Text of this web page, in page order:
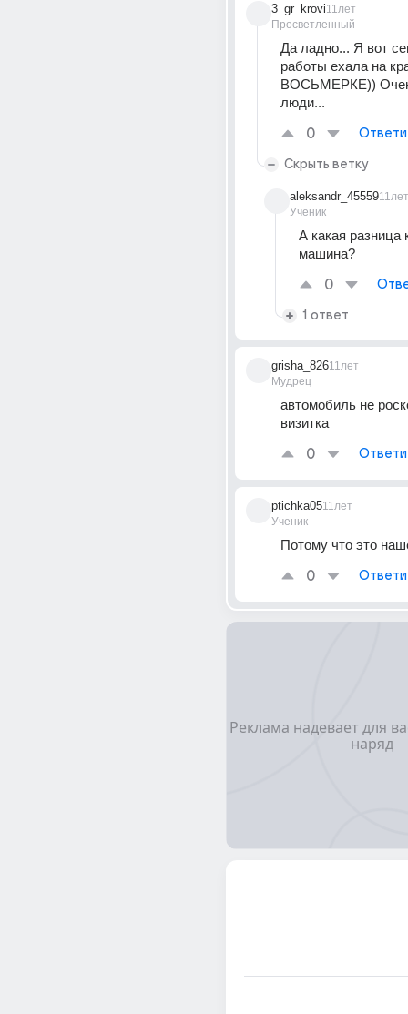
3_gr_krovi
Просветленный
11лет
Да ладно... Я вот
работы ехала на
ВОСЬМЕРКЕ))
люди...
0
Скрыть ветку
aleksandr_45559
Ученик
11лет
А какая разница
машина?
0
1 ответ
grisha_826
Мудрец
11лет
автомобиль не
визитка
0
ptichka05
Ученик
11лет
Потому что это
0